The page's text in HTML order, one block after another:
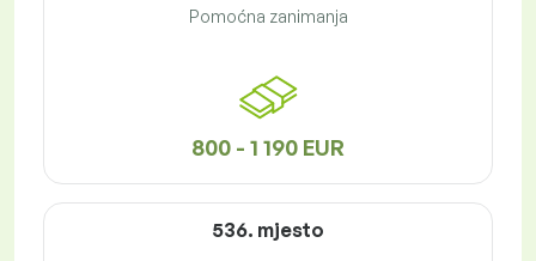
Pomoćna zanimanja
800 - 1 190 EUR
536. mjesto